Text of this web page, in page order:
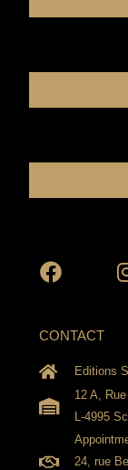
CONTACT
Editions
12 A,
L-4995
24, rue